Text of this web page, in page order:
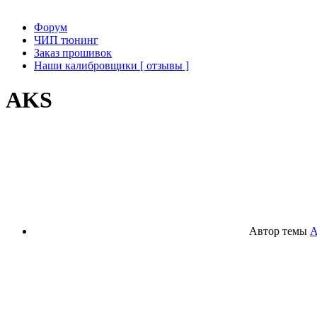
Форум
ЧИП тюнинг
Заказ прошивок
Наши калибровщики [ отзывы ]
AKS
Автор темы